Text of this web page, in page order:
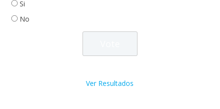
Si
No
Ver Resultados